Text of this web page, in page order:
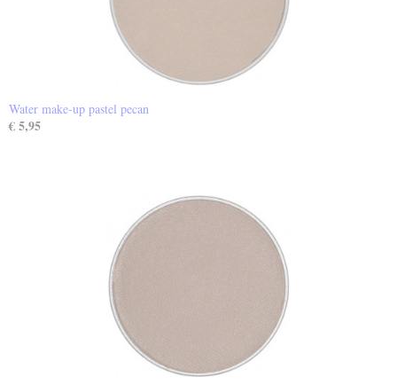
Water make-up pastel pecan
€ 5,95